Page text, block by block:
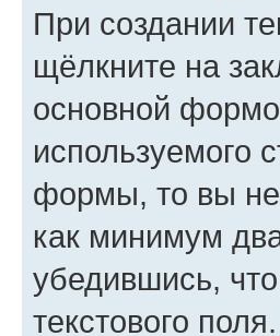
При создании
щёлкните на
основной
используемого
формы, то вы не
как минимум
убедившись,
текстового